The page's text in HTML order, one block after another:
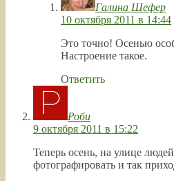
Галина Шефер
10 октября 2011 в 14:44
Это точно! Осенью
Настроение такое.
Ответить
Роби
9 октября 2011 в 15:22
Теперь осень, на улице
фотографировать и так